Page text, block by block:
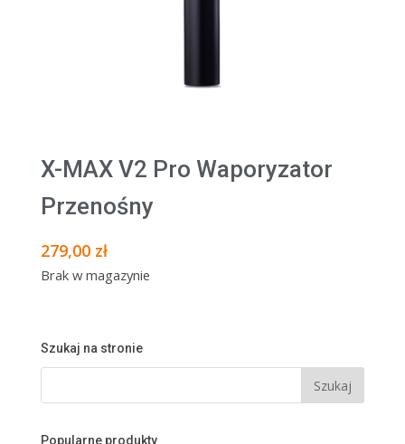
X-MAX V2 Pro Waporyzator
Przenośny
279,00 zł
Brak w magazynie
Szukaj na stronie
Popularne produkty